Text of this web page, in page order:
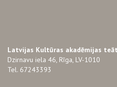
Latvijas Kultūras akadēmijas
Dzirnavu iela 46, Rīga, LV-1010
Tel. 67243393